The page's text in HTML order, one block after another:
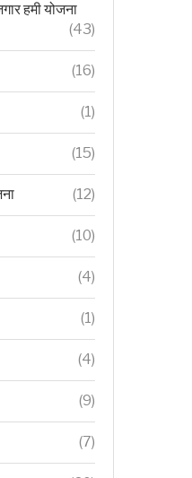
हमी योजना
(43)
(16)
(1)
(15)
(12)
(10)
(4)
(1)
(4)
(9)
(7)